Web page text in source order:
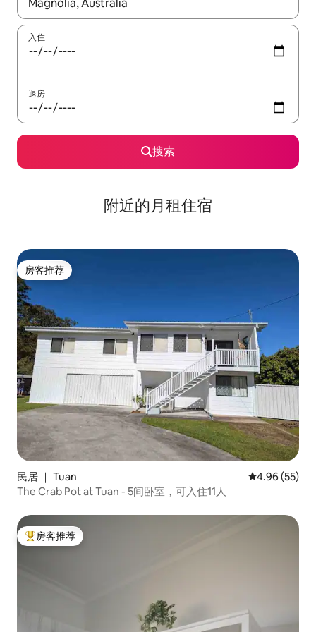
入住
退房
搜索
附近的月租住宿
房客推荐
房客推荐
民居 ｜ Tuan 平均评分
4.96 (55)
The Crab Pot at Tuan - 5间卧室，可入住11人
热门「房客推荐」
房客推荐